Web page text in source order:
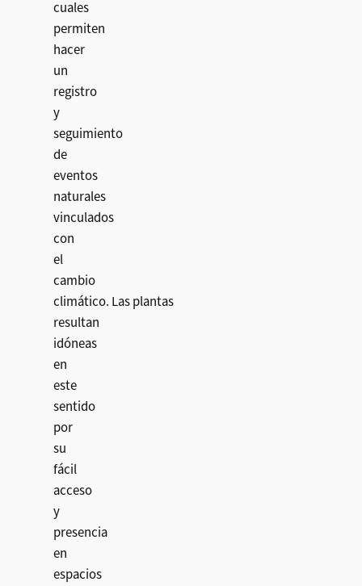
cuales
permiten
hacer
un
registro
y
seguimiento
de
eventos
naturales
vinculados
con
el
cambio
climático. Las plantas
resultan
idóneas
en
este
sentido
por
su
fácil
acceso
y
presencia
en
espacios